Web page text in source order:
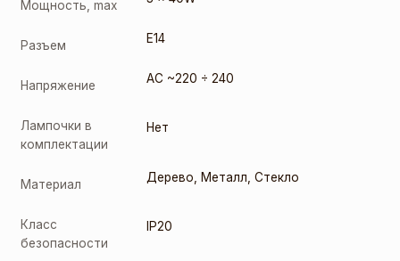
Мощность, max
Разъем E14
Напряжение AC ~220 ÷ 240
Лампочки в
комплектации
Нет
Материал Дерево Металл ,Стекло
Класс
безопасности
IP20